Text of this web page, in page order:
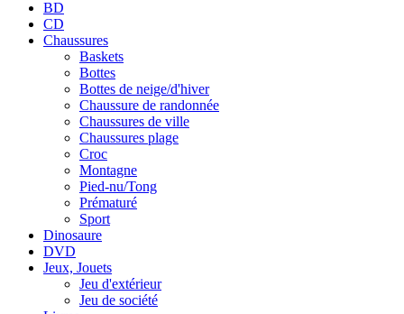
BD
CD
Chaussures
Baskets
Bottes
Bottes de neige/d'hiver
Chaussure de randonnée
Chaussures de ville
Chaussures plage
Croc
Montagne
Pied-nu/Tong
Prématuré
Sport
Dinosaure
DVD
Jeux, Jouets
Jeu d'extérieur
Jeu de société